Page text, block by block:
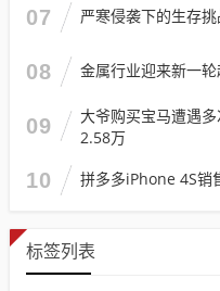
07 严寒侵袭下的生存
08 金属行业迎来新一
09
大爷购买宝马遭遇
2.58万
10 拼多多iPhone 4S销
标签列表